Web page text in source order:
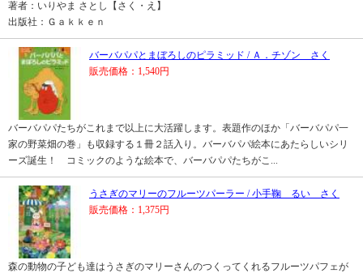
著者：いりやま さとし【さく・え】
出版社：Ｇａｋｋｅｎ
バーバパパとまぼろしのピラミッド / Ａ．チゾン さく
販売価格：1,540円
バーバパパたちがこれまで以上に大活躍します。表題作のほか「バーバパパ一
家の野菜畑の巻」も収録する１冊２話入り。バーバパパ絵本にあたらしいシリ
ーズ誕生！ コミックのような絵本で、バーバパパたちがこ...
うさぎのマリーのフルーツパーラー / 小手鞠 るい さく
販売価格：1,375円
森の動物の子ども達はうさぎのマリーさんのつくってくれるフルーツパフェが